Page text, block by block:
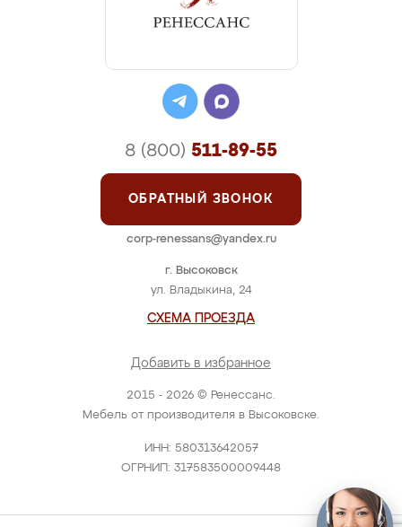
2015 - 2026 © Ренессанс.
Мебель от производителя в Высоковске.
ИНН: 580313642057
ОГРНИП: 317583500009448
г. Высоковск
ул. Владыкина, 24
СХЕМА ПРОЕЗДА
Добавить в избранное
8 (800) 511-89-55
ОБРАТНЫЙ ЗВОНОК
corp-renessans@yandex.ru